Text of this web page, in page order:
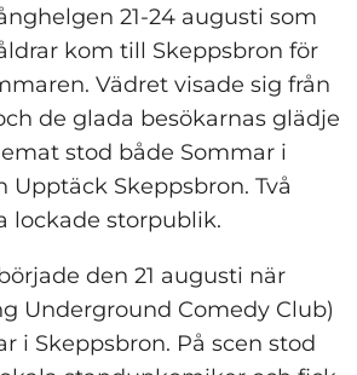
21-24 augusti som
kom till Skeppsbron för
Vädret visade sig från
de glada besökarnas glädje
stod både Sommar i
Upptäck Skeppsbron. Två
lockade storpublik.
den 21 augusti när
Underground Comedy Club)
i Skeppsbron. På scen stod